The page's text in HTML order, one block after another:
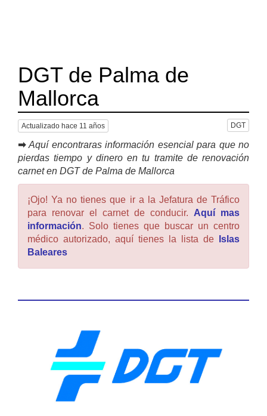
DGT de Palma de
Mallorca
Actualizado hace 11 años DGT
➡ Aquí encontraras información esencial para que no
pierdas tiempo y dinero en tu tramite de renovación
carnet en DGT de Palma de Mallorca
¡Ojo! Ya no tienes que ir a la Jefatura de Tráfico
para renovar el carnet de conducir. Aquí mas
información. Solo tienes que buscar un centro
médico autorizado, aquí tienes la lista de
Islas
Baleares